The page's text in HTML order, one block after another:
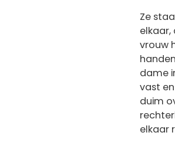
Ze
elkaar,
vrouw
dame
vast
duim
elkaar